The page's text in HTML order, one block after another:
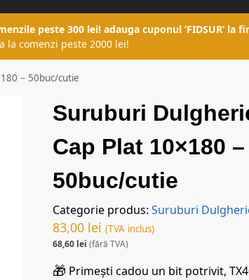
peste 300 lei! adauga cuponul ‘FIDSUR’ la
la comenzi peste 2000 lei!
– 50buc/cutie
Suruburi
Cap Plat 10×180 –
50buc/cutie
Categorie produs:Suruburi
83,00 lei (TVA inclus)
68,60 lei (fără TVA)
🎁 Primești cadou un bit potrivit,